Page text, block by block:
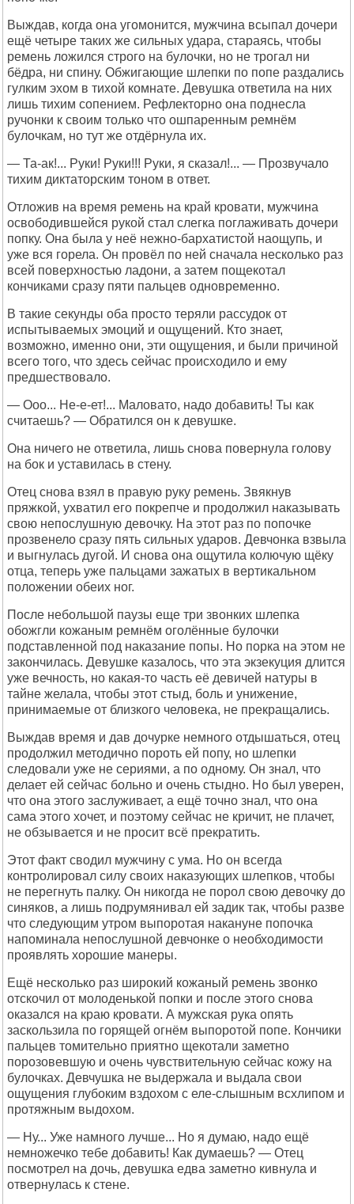
Выждав, когда она угомонится, мужчина всыпал дочери
ещё четыре таких же сильных удара, стараясь, чтобы
ремень ложился строго на булочки, но не трогал ни
бёдра, ни спину. Обжигающие шлепки по попе раздались
гулким эхом в тихой комнате. Девушка ответила на них
лишь тихим сопением. Рефлекторно она поднесла
ручонки к своим только что ошпаренным ремнём
булочкам, но тут же отдёрнула их.
— Та-ак!... Руки! Руки!!! Руки, я сказал!... — Прозвучало
тихим диктаторским тоном в ответ.
Отложив на время ремень на край кровати, мужчина
освободившейся рукой стал слегка поглаживать дочери
попку. Она была у неё нежно-бархатистой наощупь, и
уже вся горела. Он провёл по ней сначала несколько раз
всей поверхностью ладони, а затем пощекотал
кончиками сразу пяти пальцев одновременно.
В такие секунды оба просто теряли рассудок от
испытываемых эмоций и ощущений. Кто знает,
возможно, именно они, эти ощущения, и были причиной
всего того, что здесь сейчас происходило и ему
предшествовало.
— Ооо... Не-е-ет!... Маловато, надо добавить! Ты как
считаешь? — Обратился он к девушке.
Она ничего не ответила, лишь снова повернула голову
на бок и уставилась в стену.
Отец снова взял в правую руку ремень. Звякнув
пряжкой, ухватил его покрепче и продолжил наказывать
свою непослушную девочку. На этот раз по попочке
прозвенело сразу пять сильных ударов. Девчонка взвыла
и выгнулась дугой. И снова она ощутила колючую щёку
отца, теперь уже пальцами зажатых в вертикальном
положении обеих ног.
После небольшой паузы еще три звонких шлепка
обожгли кожаным ремнём оголённые булочки
подставленной под наказание попы. Но порка на этом не
закончилась. Девушке казалось, что эта экзекуция длится
уже вечность, но какая-то часть её девичей натуры в
тайне желала, чтобы этот стыд, боль и унижение,
принимаемые от близкого человека, не прекращались.
Выждав время и дав дочурке немного отдышаться, отец
продолжил методично пороть ей попу, но шлепки
следовали уже не сериями, а по одному. Он знал, что
делает ей сейчас больно и очень стыдно. Но был уверен,
что она этого заслуживает, а ещё точно знал, что она
сама этого хочет, и поэтому сейчас не кричит, не плачет,
не обзывается и не просит всё прекратить.
Этот факт сводил мужчину с ума. Но он всегда
контролировал силу своих наказующих шлепков, чтобы
не перегнуть палку. Он никогда не порол свою девочку до
синяков, а лишь подрумянивал ей задик так, чтобы разве
что следующим утром выпоротая накануне попочка
напоминала непослушной девчонке о необходимости
проявлять хорошие манеры.
Ещё несколько раз широкий кожаный ремень звонко
отскочил от молоденькой попки и после этого снова
оказался на краю кровати. А мужская рука опять
заскользила по горящей огнём выпоротой попе. Кончики
пальцев томительно приятно щекотали заметно
порозовевшую и очень чувствительную сейчас кожу на
булочках. Девчушка не выдержала и выдала свои
ощущения глубоким вздохом с еле-слышным всхлипом и
протяжным выдохом.
— Ну... Уже намного лучше... Но я думаю, надо ещё
немножечко тебе добавить! Как думаешь? — Отец
посмотрел на дочь, девушка едва заметно кивнула и
отвернулась к стене.